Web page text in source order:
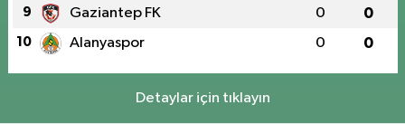
9 Gaziantep FK 0 0
10 Alanyaspor 0 0
Detaylar için tıklayın